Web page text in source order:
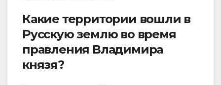
Какие территории вошли в
Русскую землю во время
правления Владимира
князя?